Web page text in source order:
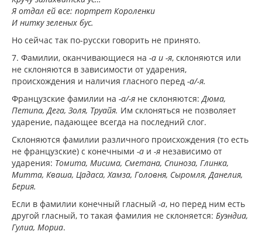
Я отдал ей все: портрет Короленки
И нитку зеленых бус.
Но сейчас так по-русски говорить не принято.
7. Фамилии, оканчивающиеся на -а и -я, склоняются или
не склоняются в зависимости от ударения,
происхождения и наличия гласного перед -а/-я.
Французские фамилии на -а/-я не склоняются: Дюма,
Петипа, Дега, Золя, Труайя. Им склоняться не позволяет
ударение, падающее всегда на последний слог.
Склоняются фамилии различного происхождения (то есть
не французские) с конечными -а и -я независимо от
ударения: Томита, Мисима, Сметана, Спиноза, Глинка,
Митта, Кваша, Цадаса, Хамза, Головня, Сыромля, Данелия,
Берия.
Если в фамилии конечный гласный -а, но перед ним есть
другой гласный, то такая фамилия не склоняется: Буэндиа,
Гулиа, Мориа.